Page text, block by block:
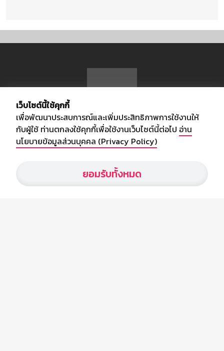
เกี่ยวกับเรา
อัพเดทข่าวสารวงการกีฬา ฟุตบอล ผลบอล ผลฟุตบอลทั่วโลก ฟรีเมียร์
ลีก ไทยลีก ฟุตบอลโลก ยูฟ่าแซมเปี้ยนส์ลีก พร้อมทั้งวิเคราะห์บอล จาก
เว็บไซต์นี้ใช้คุกกี้
เพื่อพัฒนาประสบการณ์และเพิ่มประสิทธิภาพการใช้งานให้
กับผู้ใช้ ท่านตกลงใช้คุกกี้เพื่อใช้งานเว็บไซต์นี้ต่อไป อ่าน
นโยบายข้อมูลส่วนบุคคล (Privacy Policy)
ยอมรับทั้งหมด